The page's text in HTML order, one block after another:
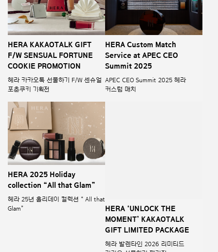
HERA KAKAOTALK GIFT
F/W SENSUAL FORTUNE
COOKIE PROMOTION
헤라 카카오톡 선물하기 F/W 센슈얼
포춘쿠키 기획전
HERA Custom Match
Service at APEC CEO
Summit 2025
APEC CEO Summit 2025 헤라
커스텀 매치
HERA 2025 Holiday
collection “All that Glam”
헤라 25년 홀리데이 컬렉션 “ All that
Glam”
헤라 발렌타인 2026 리미티드
카카오 선물하기 패키징